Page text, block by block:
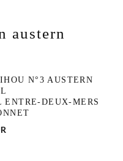
austern
N°3 AUSTERN
DEUX-MERS